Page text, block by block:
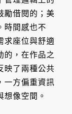
勵借閱的；美
時間感也不
求座位與舒適
的，在作品之
映了兩種公共
一方偏重資訊
像空間。